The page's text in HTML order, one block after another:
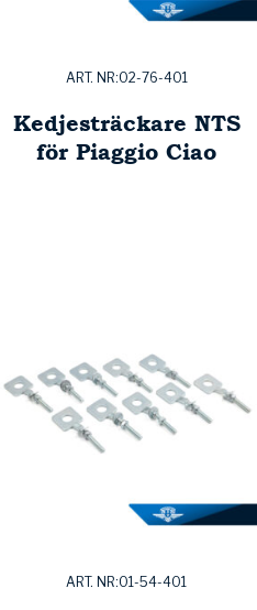
ART. NR:02-76-401
Kedjesträckare NTS
för Piaggio Ciao
ART. NR:01-54-401